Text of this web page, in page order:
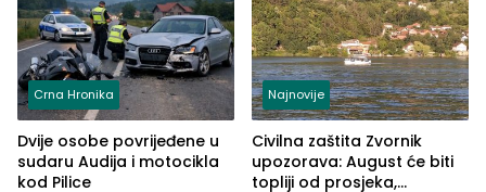
Crna Hronika
Dvije osobe povrijeđene u
sudaru Audija i motocikla
kod Pilice
Najnovije
Civilna zaštita Zvornik
upozorava: August će biti
topliji od prosjeka,